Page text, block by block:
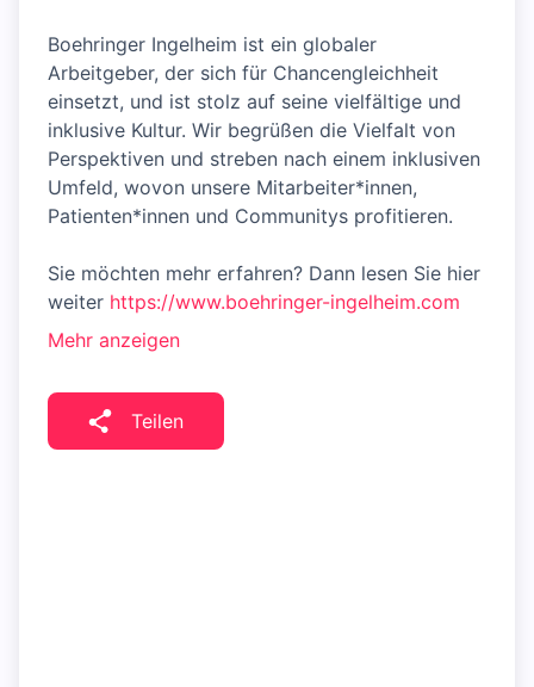
Boehringer Ingelheim ist ein globaler
Arbeitgeber, der sich für Chancengleichheit
einsetzt, und ist stolz auf seine vielfältige und
inklusive Kultur. Wir begrüßen die Vielfalt von
Perspektiven und streben nach einem inklusiven
Umfeld, wovon unsere Mitarbeiter*innen,
Patienten*innen und Communitys profitieren.
Sie möchten mehr erfahren? Dann lesen Sie hier
weiter https://www.boehringer-ingelheim.com
Mehr anzeigen
Teilen